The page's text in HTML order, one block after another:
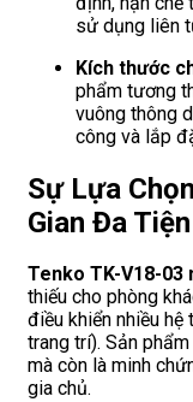
sử dụng liên
Kích thước
phẩm tương
vuông thông
công và lắp
Sự Lựa
Gian Đa
Tenko TK-V18-03
thiếu cho phòng
điều khiển nhiều
trang trí). Sản
mà còn là minh
gia chủ.